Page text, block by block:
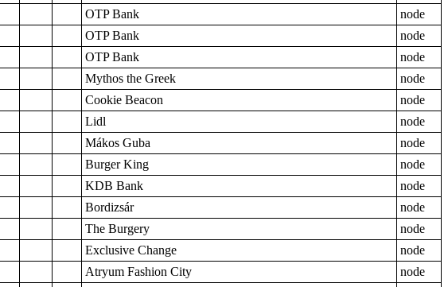
OTP Bank
node
OTP Bank
node
OTP Bank
node
Mythos the Greek
node
Cookie Beacon
node
Lidl
node
Mákos Guba
node
Burger King
node
KDB Bank
node
Bordizsár
node
The Burgery
node
Exclusive Change
node
Atryum Fashion City
node